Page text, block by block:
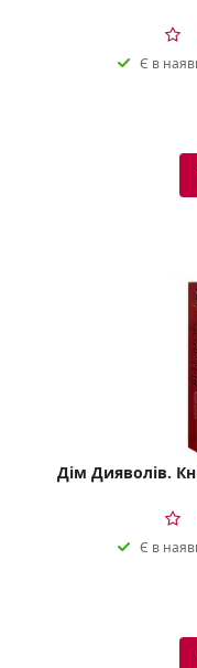
Є в
Дім Дияволів.
Є в